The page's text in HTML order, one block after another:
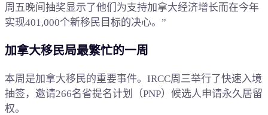
周五晚间抽奖显示了他们为支持加拿大经济增长而在今年
实现401,000个新移民目标的决心。”
加拿大移民局最繁忙的一周
本周是加拿大移民的重要事件。IRCC周三举行了快速入境
抽签，邀请266名省提名计划（PNP）候选人申请永久居留
权。